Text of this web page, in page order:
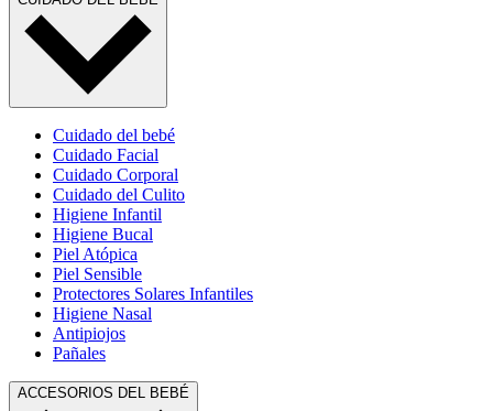
Cuidado del bebé
Cuidado Facial
Cuidado Corporal
Cuidado del Culito
Higiene Infantil
Higiene Bucal
Piel Atópica
Piel Sensible
Protectores Solares Infantiles
Higiene Nasal
Antipiojos
Pañales
ACCESORIOS DEL BEBÉ